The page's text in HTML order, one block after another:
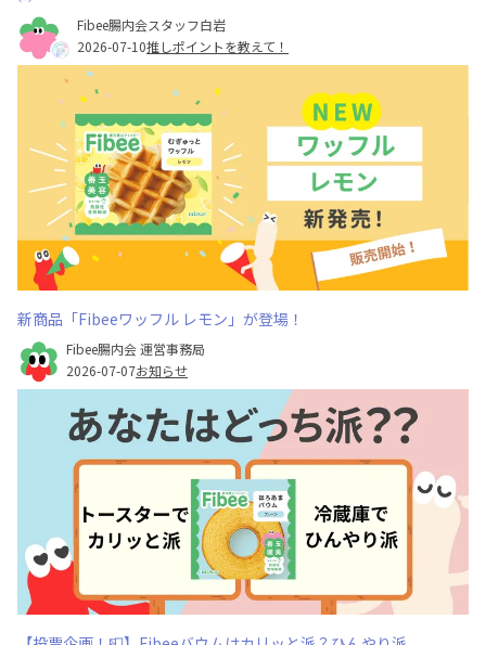
Fibee腸内会スタッフ白岩
2026-07-10推しポイントを教えて！
新商品「Fibeeワッフル レモン」が登場！
Fibee腸内会 運営事務局
2026-07-07お知らせ